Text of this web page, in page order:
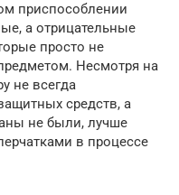
приспособлении
а отрицательные
просто не
Несмотря на
не всегда
средств, а
не были, лучше
в процессе